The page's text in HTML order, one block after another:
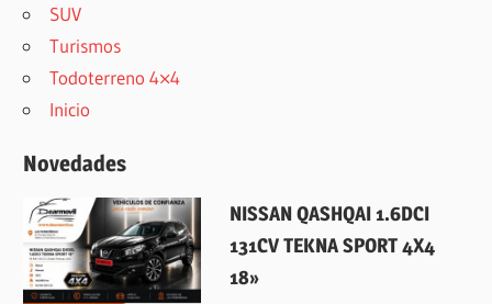
SUV
Turismos
Todoterreno 4×4
Inicio
Novedades
14 julio, 2026
NISSAN QASHQAI 1.6DCI
131CV TEKNA SPORT 4X4
18»